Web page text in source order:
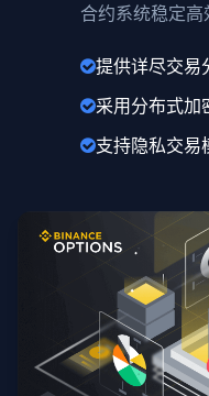
合约系统稳定高
提供详尽交易
采用分布式加
支持隐私交易